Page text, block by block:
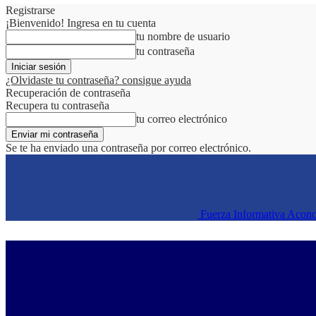
Registrarse
¡Bienvenido! Ingresa en tu cuenta
tu nombre de usuario
tu contraseña
¿Olvidaste tu contraseña? consigue ayuda
Recuperación de contraseña
Recupera tu contraseña
tu correo electrónico
Se te ha enviado una contraseña por correo electrónico.
Fuerza Informativa